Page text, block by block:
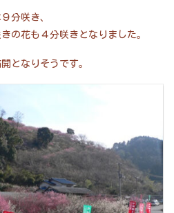
分咲き、
の花も４分咲きとなりました。
となりそうです。